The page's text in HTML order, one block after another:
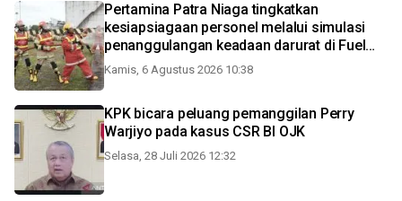
Pertamina Patra Niaga tingkatkan
kesiapsiagaan personel melalui simulasi
penanggulangan keadaan darurat di Fuel
Terminal Biak
Kamis, 6 Agustus 2026 10:38
KPK bicara peluang pemanggilan Perry
Warjiyo pada kasus CSR BI OJK
Selasa, 28 Juli 2026 12:32